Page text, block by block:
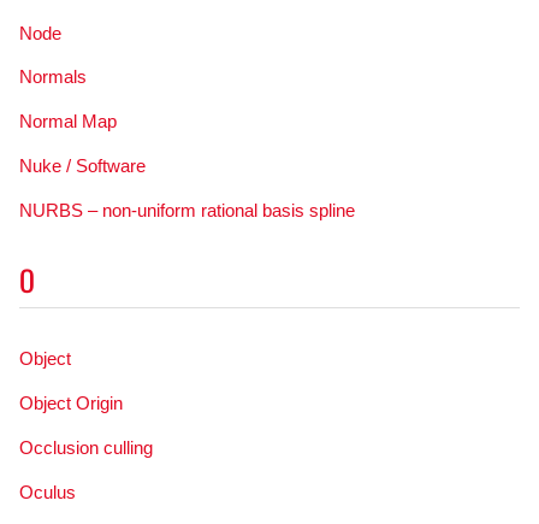
Node
Normals
Normal Map
Nuke / Software
NURBS – non-uniform rational basis spline
O
Object
Object Origin
Occlusion culling
Oculus